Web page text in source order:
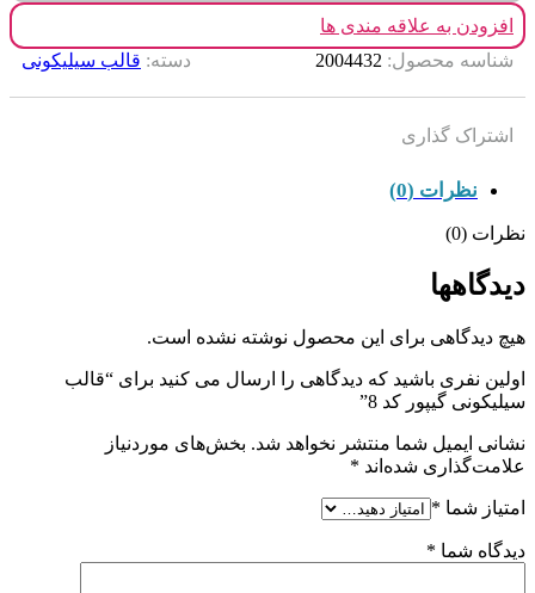
افزودن به علاقه مندی ها
شناسه محصول: 2004432 دسته: قالب سیلیکونی
اشتراک گذاری
نظرات (0)
نظرات (0)
دیدگاهها
هیچ دیدگاهی برای این محصول نوشته نشده است.
اولین نفری باشید که دیدگاهی را ارسال می کنید برای “قالب
سیلیکونی گیپور کد 8”
نشانی ایمیل شما منتشر نخواهد شد. بخش‌های موردنیاز
علامت‌گذاری شده‌اند *
امتیاز شما *
دیدگاه شما *